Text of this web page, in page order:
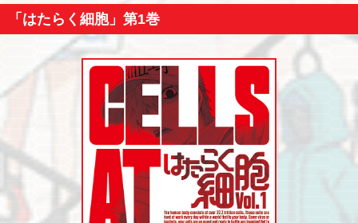
MOVIE
Blu-ray&DVD
GOODS
SPECIAL
COLLABO
Twitter
「はたらく細胞」第1巻